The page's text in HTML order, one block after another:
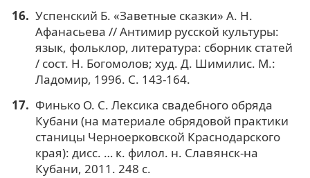
Успенский Б. «Заветные сказки» А. Н.
Афанасьева // Антимир русской культуры:
язык, фольклор, литература: сборник статей
/ сост. Н. Богомолов; худ. Д. Шимилис. М.:
Ладомир, 1996. С. 143-164.
Финько О. С. Лексика свадебного обряда
Кубани (на материале обрядовой практики
станицы Черноерковской Краснодарского
края): дисс. … к. филол. н. Славянск-на
Кубани, 2011. 248 с.